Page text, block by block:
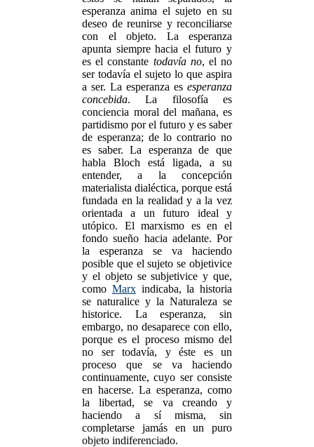
esperanza anima el sujeto en su
deseo de reunirse y reconciliarse
con el objeto. La esperanza
apunta siempre hacia el futuro y
es el constante todavía no, el no
ser todavía el sujeto lo que aspira
a ser. La esperanza es esperanza
concebida. La filosofía es
conciencia moral del mañana, es
partidismo por el futuro y es saber
de esperanza; de lo contrario no
es saber. La esperanza de que
habla Bloch está ligada, a su
entender, a la concepción
materialista dialéctica, porque está
fundada en la realidad y a la vez
orientada a un futuro ideal y
utópico. El marxismo es en el
fondo sueño hacia adelante. Por
la esperanza se va haciendo
posible que el sujeto se objetivice
y el objeto se subjetivice y que,
como Marxindicaba, la historia
se naturalice y la Naturaleza se
historice. La esperanza, sin
embargo, no desaparece con ello,
porque es el proceso mismo del
no ser todavía, y éste es un
proceso que se va haciendo
continuamente, cuyo ser consiste
en hacerse. La esperanza, como
la libertad, se va creando y
haciendo a sí misma, sin
completarse jamás en un puro
objeto indiferenciado.